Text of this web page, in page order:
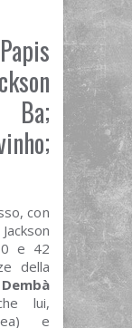
Ba;
con
e 42
della
Dembà
lui,
e